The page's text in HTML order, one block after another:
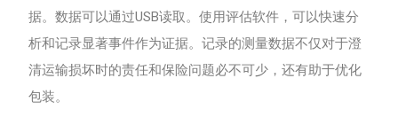
据。数据可以通过USB读取。使用评估软件，可以快速分
析和记录显著事件作为证据。记录的测量数据不仅对于澄
清运输损坏时的责任和保险问题必不可少，还有助于优化
包装。